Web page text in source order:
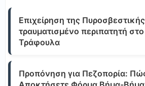
Επιχείρηση της
τραυματισμένο περιπατητή
Τράφουλα
Προπόνηση για Πεζοπορία: